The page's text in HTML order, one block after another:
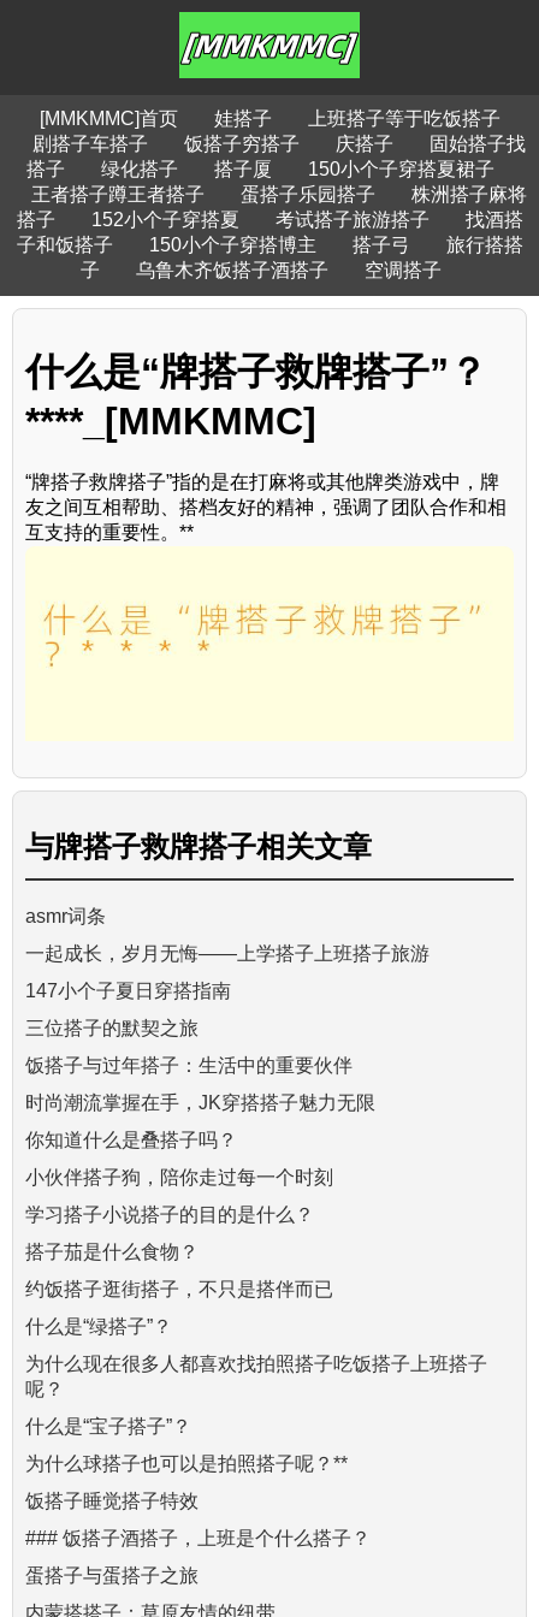
[MMKMMC]首页 娃搭子
上班搭子等于吃饭搭子
剧搭子车搭子
饭搭子穷搭子 庆搭子
固始搭子找
搭子
绿化搭子 搭子厦
150小个子穿搭夏裙子
王者搭子蹲王者搭子
蛋搭子乐园搭子
株洲搭子麻将
搭子
152小个子穿搭夏 考试搭子旅游搭子
找酒搭
子和饭搭子
150小个子穿搭博主 搭子弓
旅行搭搭
子
乌鲁木齐饭搭子酒搭子 空调搭子
什么是“牌搭子救牌搭子”？
****_[MMKMMC]
“牌搭子救牌搭子”指的是在打麻将或其他牌类游戏中，牌
友之间互相帮助、搭档友好的精神，强调了团队合作和相
互支持的重要性。**
与牌搭子救牌搭子相关文章
asmr词条
一起成长，岁月无悔——上学搭子上班搭子旅游
147小个子夏日穿搭指南
三位搭子的默契之旅
饭搭子与过年搭子：生活中的重要伙伴
时尚潮流掌握在手，JK穿搭搭子魅力无限
你知道什么是叠搭子吗？
小伙伴搭子狗，陪你走过每一个时刻
学习搭子小说搭子的目的是什么？
搭子茄是什么食物？
约饭搭子逛街搭子，不只是搭伴而已
什么是“绿搭子”？
为什么现在很多人都喜欢找拍照搭子吃饭搭子上班搭子
呢？
什么是“宝子搭子”？
为什么球搭子也可以是拍照搭子呢？**
饭搭子睡觉搭子特效
### 饭搭子酒搭子，上班是个什么搭子？
蛋搭子与蛋搭子之旅
内蒙搭搭子：草原友情的纽带